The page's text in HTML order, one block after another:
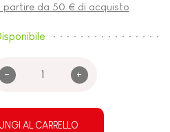
partire da 50 € di acquisto
- +
AL CARRELLO